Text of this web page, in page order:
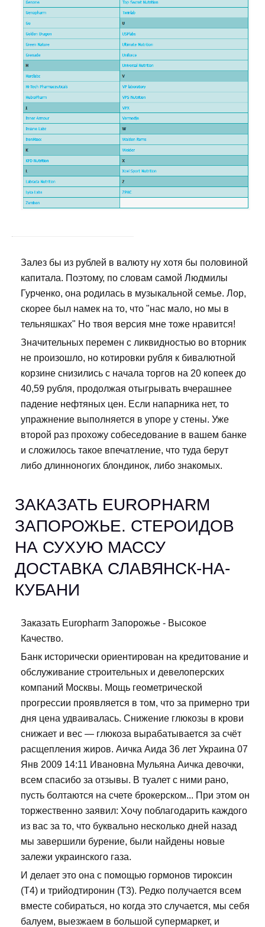
Залез бы из рублей в валюту ну хотя бы половиной
капитала. Поэтому, по словам самой Людмилы
Гурченко, она родилась в музыкальной семье. Лор,
скорее был намек на то, что "нас мало, но мы в
тельняшках" Но твоя версия мне тоже нравится!
Значительных перемен с ликвидностью во вторник
не произошло, но котировки рубля к бивалютной
корзине снизились с начала торгов на 20 копеек до
40,59 рубля, продолжая отыгрывать вчерашнее
падение нефтяных цен. Если напарника нет, то
упражнение выполняется в упоре у стены. Уже
второй раз прохожу собеседование в вашем банке
и сложилось такое впечатление, что туда берут
либо длинноногих блондинок, либо знакомых.
ЗАКАЗАТЬ EUROPHARM
ЗАПОРОЖЬЕ. СТЕРОИДОВ
НА СУХУЮ МАССУ
ДОСТАВКА СЛАВЯНСК-НА-
КУБАНИ
Заказать Europharm Запорожье - Высокое
Качество.
Банк исторически ориентирован на кредитование и
обслуживание строительных и девелоперских
компаний Москвы. Мощь геометрической
прогрессии проявляется в том, что за примерно три
дня цена удваивалась. Снижение глюкозы в крови
снижает и вес — глюкоза вырабатывается за счёт
расщепления жиров. Аичка Аида 36 лет Украина 07
Янв 2009 14:11 Ивановна Мульяна Аичка девочки,
всем спасибо за отзывы. В туалет с ними рано,
пусть болтаются на счете брокерском... При этом он
торжественно заявил: Хочу поблагодарить каждого
из вас за то, что буквально несколько дней назад
мы завершили бурение, были найдены новые
залежи украинского газа.
И делает это она с помощью гормонов тироксин
(Т4) и трийодтиронин (Т3). Редко получается всем
вместе собираться, но когда это случается, мы себя
балуем, выезжаем в большой супермаркет, и